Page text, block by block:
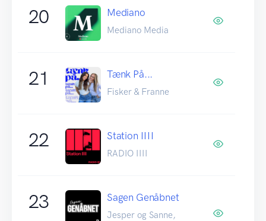
20 Mediano
Mediano Media
21 Tænk På...
Fisker & Franne
22 Station IIII
RADIO IIII
23 Sagen Genåbnet
Jesper og Sanne,